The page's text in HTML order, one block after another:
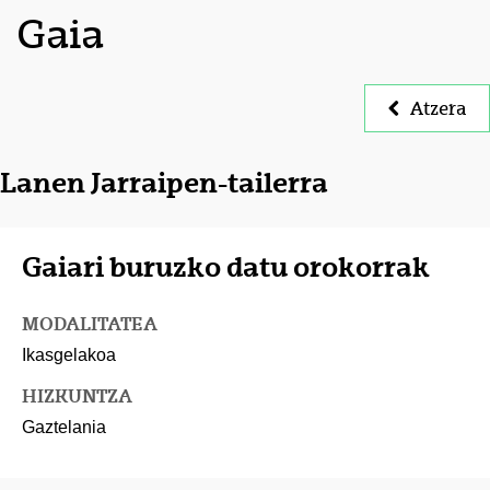
Gaia
Atzera
Lanen Jarraipen-tailerra
Gaiari buruzko datu orokorrak
MODALITATEA
Ikasgelakoa
HIZKUNTZA
Gaztelania